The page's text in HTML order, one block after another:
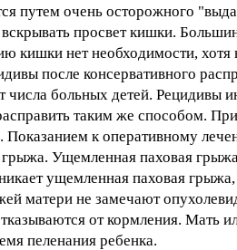
путем очень осторожного
просвет кишки.
кишки нет необходимости, хотя
после консервативного
числа больных детей. Рецидивы
таким же способом.
к оперативному
Ущемленная паховая
ущемленная паховая
матери не замечают
от кормления. Мать
пеленания ребенка.